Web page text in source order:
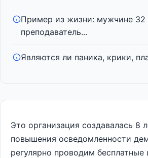
Пример из жизни: мужчине 32
преподаватель...
Являются ли паника, крики,
Это организация создавалась 8
повышения осведомленности
регулярно проводим